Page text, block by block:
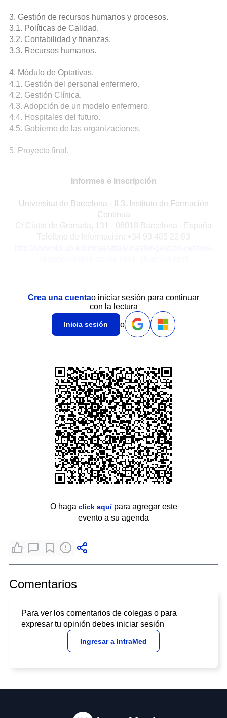
3. Gestión de recursos humanos y procesos.
3.1. Políticas de Calidad.
3.2. Contabilidad y finanzas.
3.3. Recursos humanos.
4. Módulo de Optativas.
4.1. Gestión del personal enfermero.
4.2. Gestión Clínica.
4.3. Adopción de un modelo enfermero.
4.4. Hospitales del futuro.
4.5. Gobierno de las organizaciones.
5. Proyecto final.
Informes e Inscripción
Universitat de Barcelona - IL3. Instituto de Formación
Contínua
C/ Ciutat de Granada, 131 - 08018 Barcelona - España
Crea una cuentao iniciar sesión para continuar
con la lectura
Inicia sesión o
O haga click aquípara agregar este
evento a su agenda
Comentarios
Para ver los comentarios de colegas o para
expresar tu opinión debes iniciar sesión
Ingresar a IntraMed